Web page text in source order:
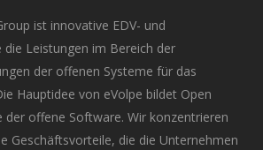
ist innovative EDV- und
Leistungen im Bereich der
der offenen Systeme für das
Hauptidee von eVolpe bildet Open
der offene Software. Wir konzentrieren
Geschäftsvorteile, die die Unternehmen